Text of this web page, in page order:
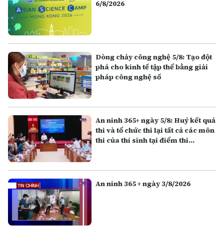
6/8/2026
Dòng chảy công nghệ 5/8: Tạo đột
phá cho kinh tế tập thể bằng giải
pháp công nghệ số
An ninh 365+ ngày 5/8: Huỷ kết quả
thi và tổ chức thi lại tất cả các môn
thi của thí sinh tại điểm thi
An ninh 365 + ngày 3/8/2026